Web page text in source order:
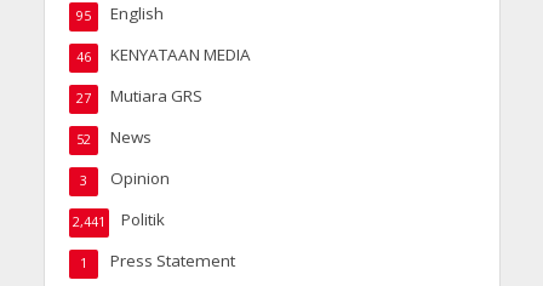
English
95
KENYATAAN MEDIA
46
Mutiara GRS
27
News
52
Opinion
3
Politik
2,441
Press Statement
1